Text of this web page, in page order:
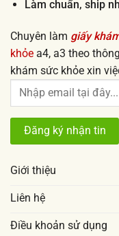
Làm chuẩn, ship
Chuyên làm giấy
khỏe a4, a3 theo
khám sức khỏe xin
Giới thiệu
Liên hệ
Điều khoản sử dụng